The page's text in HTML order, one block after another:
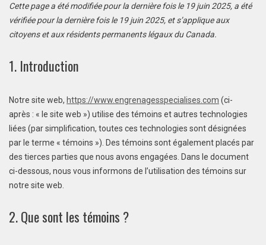
Cette page a été modifiée pour la dernière fois le 19 juin 2025, a été
vérifiée pour la dernière fois le 19 juin 2025, et s’applique aux
citoyens et aux résidents permanents légaux du Canada.
1. Introduction
Notre site web, https://www.engrenagesspecialises.com (ci-
après : « le site web ») utilise des témoins et autres technologies
liées (par simplification, toutes ces technologies sont désignées
par le terme « témoins »). Des témoins sont également placés par
des tierces parties que nous avons engagées. Dans le document
ci-dessous, nous vous informons de l’utilisation des témoins sur
notre site web.
2. Que sont les témoins ?